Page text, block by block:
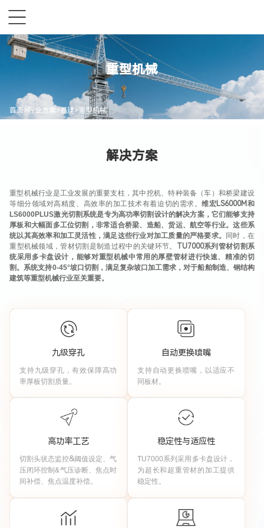
重型机械
首页>行业方案>基建>重型机械
解决方案
重型机械行业是工业发展的重要支柱，其中挖机、特种装备（车）和桥梁建设
等细分领域对高精度、高效率的加工技术有着迫切的需求。维宏LS6000M 和
LS6000PLUS激光切割系统是专为高功率切割设计的解决方案，它们能够支持
厚板和大幅面多工位切割，非常适合桥梁、造船、货运、航空等行业。这些系
统以其高效率和加工灵活性，满足这些行业对加工质量的严格要求。
同时， 在
重型机械领域，管材切割是制造过程中的关键环节。
TU7000系列管材切割系
统采用多卡盘设计，能够对重型机械中常用的厚壁管材进行快速、精准的切
割。系统支持0-45°坡口切割，满足复杂坡口加工需求，对于船舶制造、钢结构
建筑等重型机械行业至关重要。
九级穿孔
支持九级穿孔，有效保障高功
率厚板切割质量
自动更换喷嘴
支持自动更换喷嘴 ，以适应不
同板材。
高功率工艺
切割头状态监控&阈值设定、气
压闭环控制&气压诊断、焦点时
间补偿、焦点温度补偿。
稳定性与适应性
TU7000系列采用多卡盘设计，
为超长和超重管材的加工提供
稳定性。